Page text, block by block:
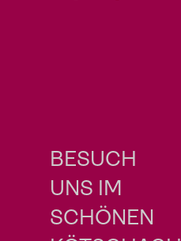
BESUCH
UNS IM
SCHÖNEN